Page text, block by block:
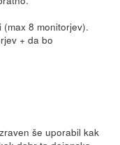
8 monitorjev).
+ da bo
še uporabil kak